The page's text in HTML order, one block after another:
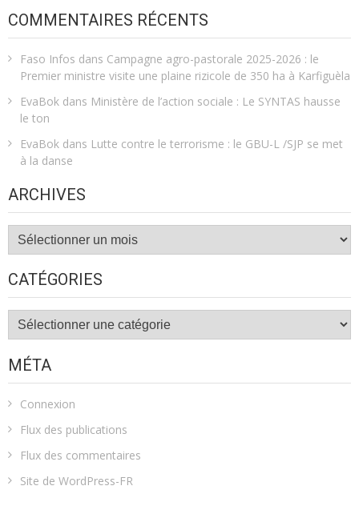
COMMENTAIRES RÉCENTS
Faso Infos dans Campagne agro-pastorale 2025-2026 : le
Premier ministre visite une plaine rizicole de 350 ha à Karfiguèla
EvaBok dans Ministère de l’action sociale : Le SYNTAS hausse
le ton
EvaBok dans Lutte contre le terrorisme : le GBU-L /SJP se met
à la danse
ARCHIVES
Archives
CATÉGORIES
Catégories
MÉTA
Connexion
Flux des publications
Flux des commentaires
Site de WordPress-FR